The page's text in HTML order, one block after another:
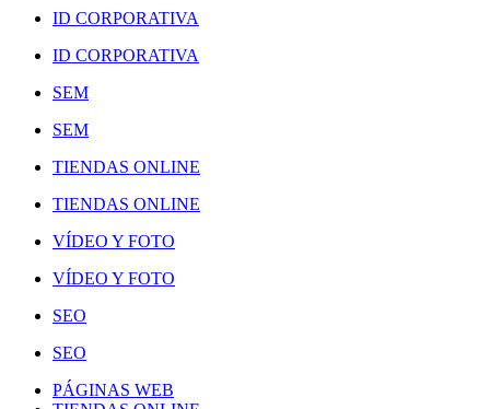
ID CORPORATIVA
ID CORPORATIVA
SEM
SEM
TIENDAS ONLINE
TIENDAS ONLINE
VÍDEO Y FOTO
VÍDEO Y FOTO
SEO
SEO
PÁGINAS WEB